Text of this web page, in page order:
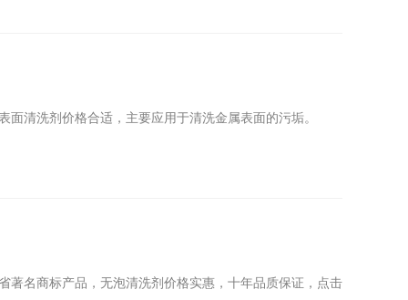
清洗剂价格合适，主要应用于清洗金属表面的污垢。
著名商标产品，无泡清洗剂价格实惠，十年品质保证，点击